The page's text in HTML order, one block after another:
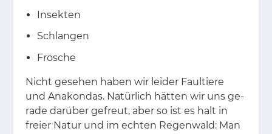
Insekten
Schlangen
Frösche
Nicht ge­se­hen ha­ben wir lei­der Faul­tie­re
und Ana­kon­das. Na­tür­lich hät­ten wir uns ge­
ra­de dar­über ge­freut, aber so ist es halt in
frei­er Na­tur und im ech­ten Re­gen­wald: Man